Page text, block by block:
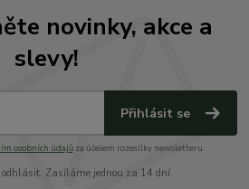
novinky, akce a
slevy!
Přihlásit se
osobních údajůza účelem rozesílky newsletteru.
odhlásit. Zasíláme jednou za 14 dní.